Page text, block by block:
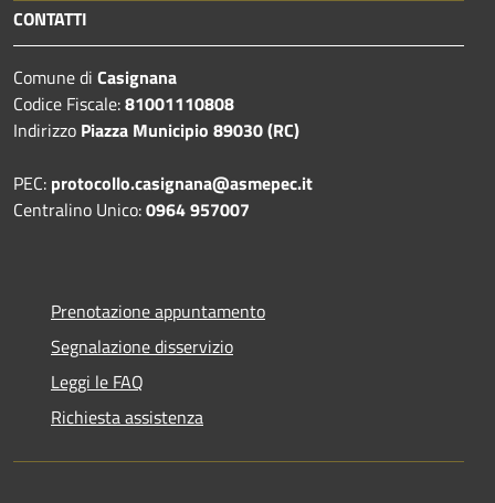
CONTATTI
Comune di Casignana
Codice Fiscale:81001110808
Indirizzo Piazza Municipio 89030 (RC)
PEC: protocollo.casignana@asmepec.it
Centralino Unico:0964 957007
Prenotazione appuntamento
Segnalazione disservizio
Leggi le FAQ
Richiesta assistenza